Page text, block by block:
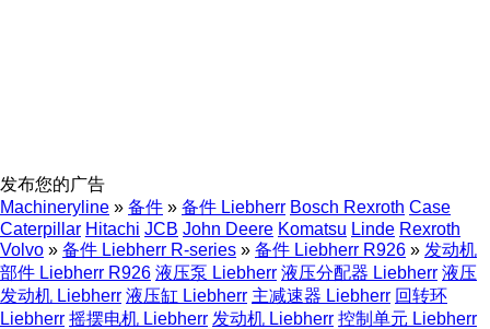
发布您的广告
Machineryline » 备件 » 备件 Liebherr Bosch Rexroth Case
Caterpillar Hitachi JCB John Deere Komatsu Linde Rexroth
Volvo » 备件 Liebherr R-series » 备件 Liebherr R926 » 发动机
部件 Liebherr R926 液压泵 Liebherr 液压分配器 Liebherr 液压
发动机 Liebherr 液压缸 Liebherr 主减速器 Liebherr 回转环
Liebherr 摇摆电机 Liebherr 发动机 Liebherr 控制单元 Liebherr